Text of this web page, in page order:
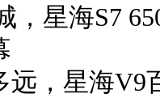
，星海S7
远，星海V9